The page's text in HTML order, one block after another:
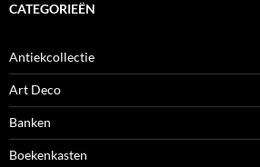
CATEGORIEËN
Antiekcollectie
Art Deco
Banken
Boekenkasten